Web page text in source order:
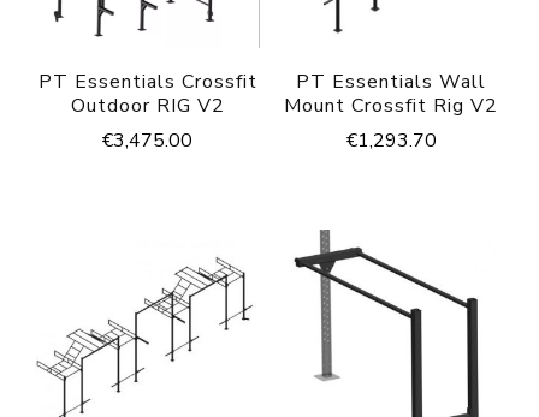
PT Essentials Crossfit
Outdoor RIG V2
€3,475.00
PT Essentials Wall
Mount Crossfit Rig V2
€1,293.70